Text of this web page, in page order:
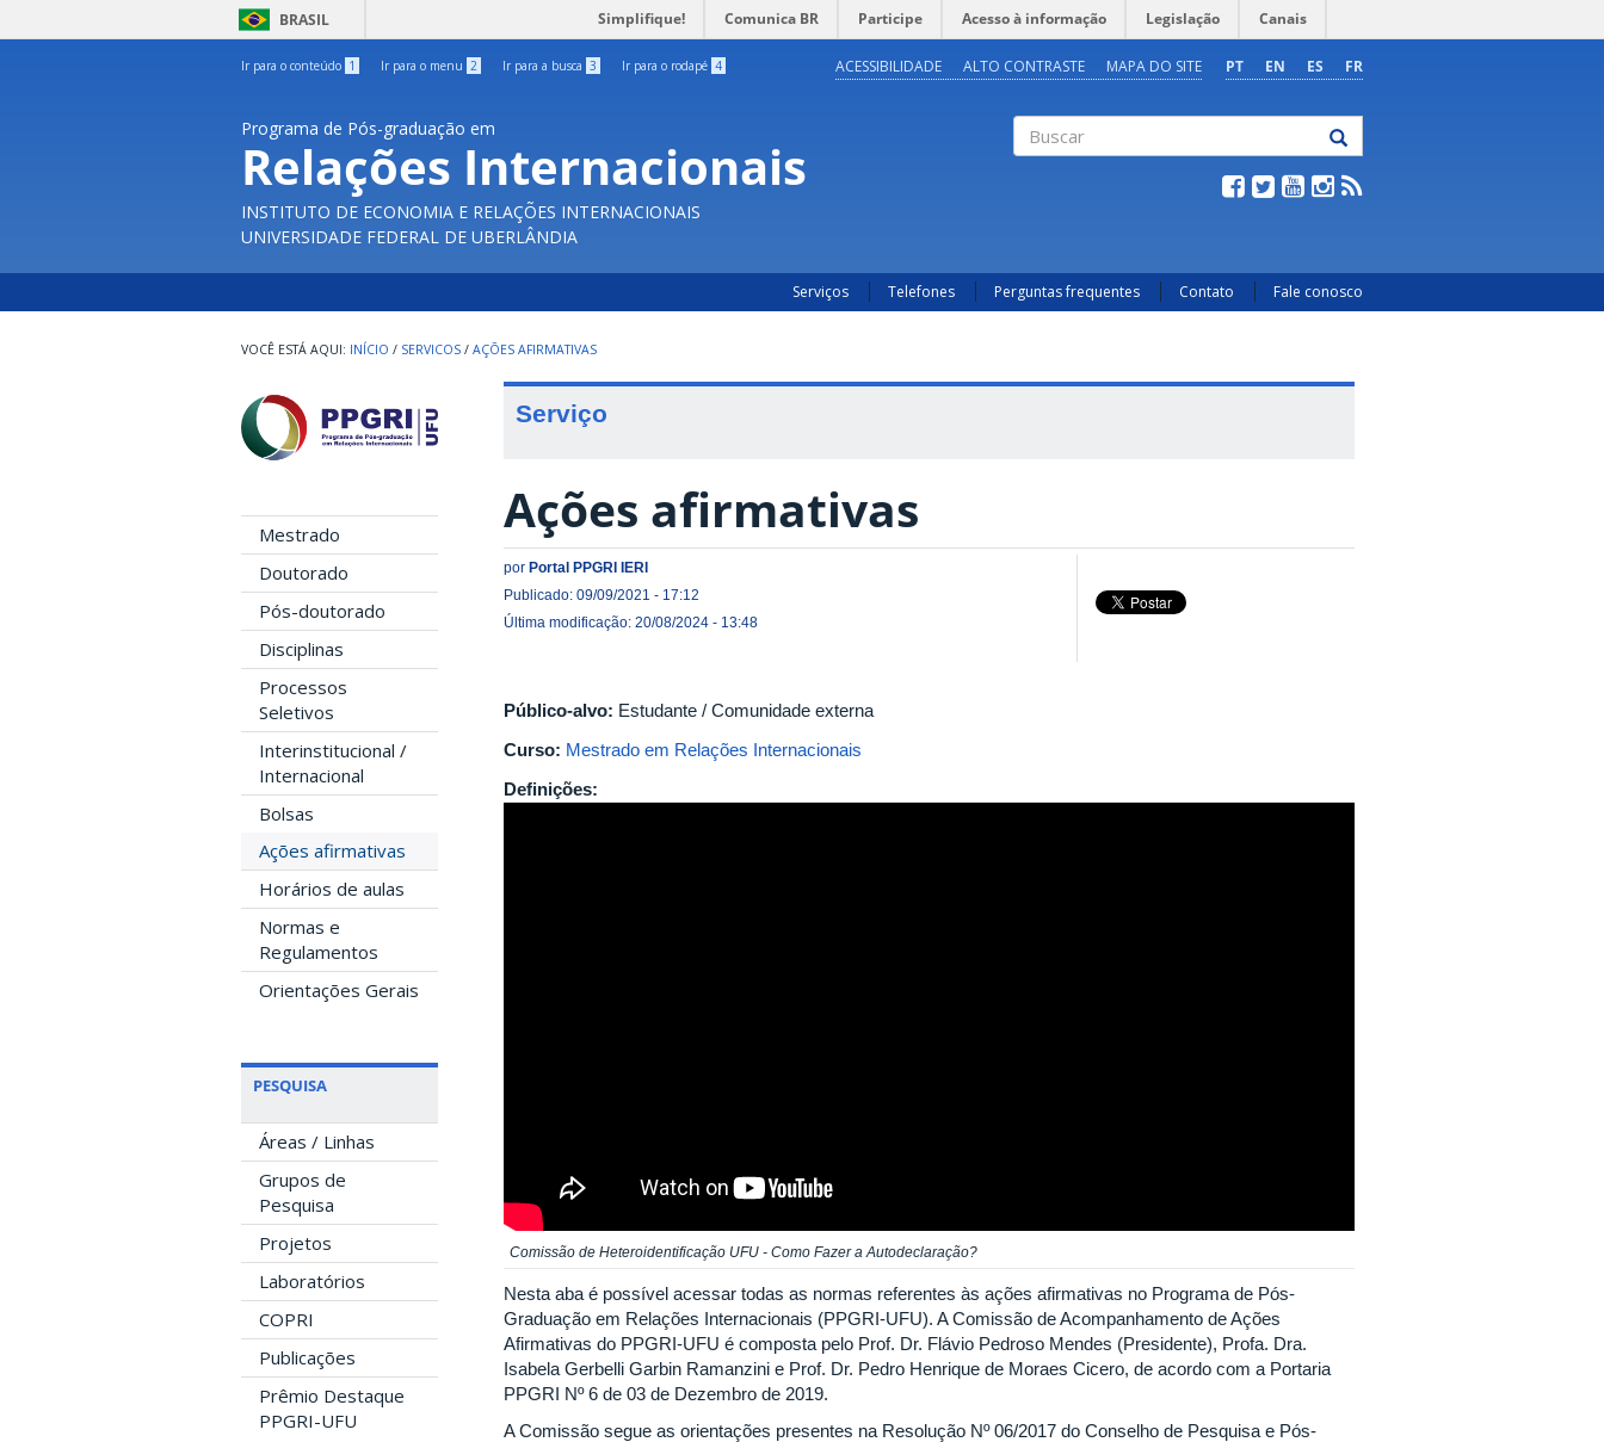
BRASIL Simplifique! Comunica BR Participe Acesso à informação Legislação Canais
Ir para o conteúdo 1 Ir para o menu 2 Ir para a busca 3 Ir para o rodapé 4 PT EN ES FR
ACESSIBILIDADE ALTO CONTRASTE MAPA DO SITE
Programa de Pós-graduação em
Relações Internacionais
INSTITUTO DE ECONOMIA E RELAÇÕES INTERNACIONAIS
UNIVERSIDADE FEDERAL DE UBERLÂNDIA
Serviços Telefones Perguntas frequentes Contato Fale conosco
INÍCIO / SERVICOS / AÇÕES AFIRMATIVAS
Mestrado
Doutorado
Pós-doutorado
Disciplinas
Processos
Seletivos
Interinstitucional /
Internacional
Bolsas
Ações afirmativas
Horários de aulas
Normas e
Regulamentos
Orientações Gerais
PESQUISA
Áreas / Linhas
Grupos de
Pesquisa
Projetos
Laboratórios
COPRI
Publicações
Prêmio Destaque
PPGRI-UFU
Serviço
Ações afirmativas
por Portal PPGRI IERI
Publicado: 09/09/2021 - 17:12
Última modificação: 20/08/2024 - 13:48
Público-alvo: Estudante / Comunidade externa
Curso: Mestrado em Relações Internacionais
Definições:
Comissão de Heteroidentificação UFU - Como Fazer a Autodeclaração?
Nesta aba é possível acessar todas as normas referentes às ações afirmativas no Programa de Pós-
Graduação em Relações Internacionais (PPGRI-UFU). A Comissão de Acompanhamento de Ações
Afirmativas do PPGRI-UFU é composta pelo Prof. Dr. Flávio Pedroso Mendes (Presidente), Profa. Dra.
Isabela Gerbelli Garbin Ramanzini e Prof. Dr. Pedro Henrique de Moraes Cicero, de acordo com a Portaria
PPGRI Nº 6 de 03 de Dezembro de 2019.
A Comissão segue as orientações presentes na Resolução Nº 06/2017 do Conselho de Pesquisa e Pós-